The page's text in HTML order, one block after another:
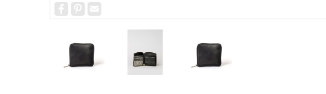
Facebook
Pinterest